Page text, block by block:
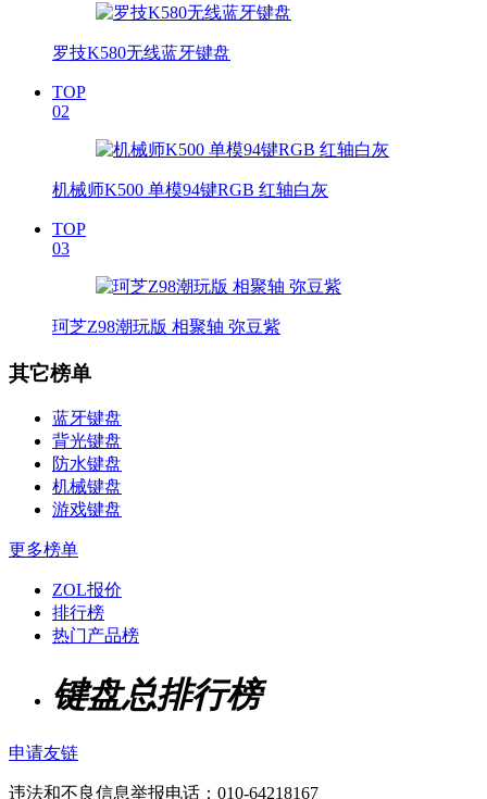
罗技K580无线蓝牙键盘
TOP
02
机械师K500 单模94键RGB 红轴白灰
TOP
03
珂芝Z98潮玩版 相聚轴 弥豆紫
其它榜单
蓝牙键盘
背光键盘
防水键盘
机械键盘
游戏键盘
更多榜单
ZOL报价
排行榜
热门产品榜
键盘总排行榜
申请友链
违法和不良信息举报电话：010-64218167